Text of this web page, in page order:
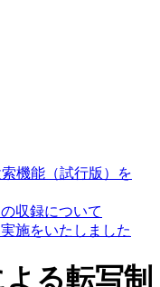
機能（試行版）を
収録について
施をいたしました
る転写制